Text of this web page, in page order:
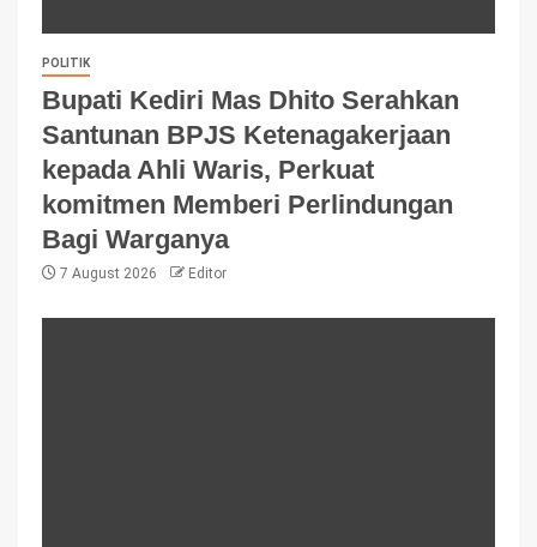
POLITIK
Bupati Kediri Mas Dhito Serahkan
Santunan BPJS Ketenagakerjaan
kepada Ahli Waris, Perkuat
komitmen Memberi Perlindungan
Bagi Warganya
7 August 2026 Editor